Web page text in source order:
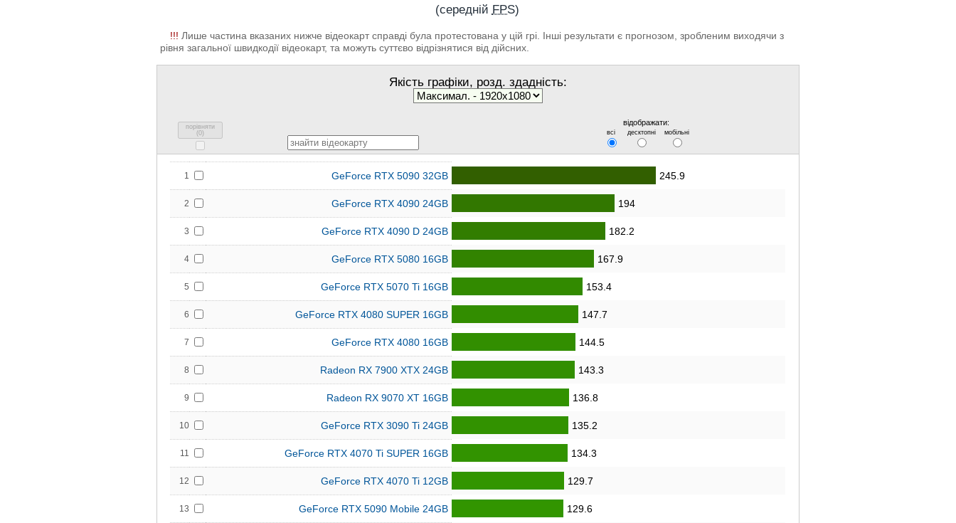
(середній FPS)
!!! Лише частина вказаних нижче відеокарт справді була протестована у цій грі. Інші результати є прогнозом, зробленим виходячи з
рівня загальної швидкодії відеокарт, та можуть суттєво відрізнятися від дійсних.
Якість графіки, розд. здадність:
порівняти
(0)
відображати:
всі десктопні мобільні
1 GeForce RTX 5090 32GB 245.9
2 GeForce RTX 4090 24GB 194
3 GeForce RTX 4090 D 24GB 182.2
4 GeForce RTX 5080 16GB 167.9
5 GeForce RTX 5070 Ti 16GB 153.4
6 GeForce RTX 4080 SUPER 16GB 147.7
7 GeForce RTX 4080 16GB 144.5
8 Radeon RX 7900 XTX 24GB 143.3
9 Radeon RX 9070 XT 16GB 136.8
10 GeForce RTX 3090 Ti 24GB 135.2
11 GeForce RTX 4070 Ti SUPER 16GB 134.3
12 GeForce RTX 4070 Ti 12GB 129.7
13 GeForce RTX 5090 Mobile 24GB 129.6